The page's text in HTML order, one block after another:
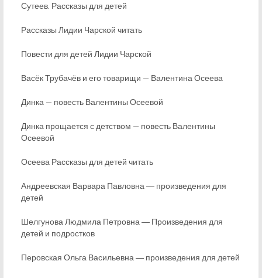
Сутеев. Рассказы для детей
Рассказы Лидии Чарской читать
Повести для детей Лидии Чарской
Васёк Трубачёв и его товарищи — Валентина Осеева
Динка — повесть Валентины Осеевой
Динка прощается с детством — повесть Валентины
Осеевой
Осеева Рассказы для детей читать
Андреевская Варвара Павловна ― произведения для
детей
Шелгунова Людмила Петровна ― Произведения для
детей и подростков
Перовская Ольга Васильевна ― произведения для детей